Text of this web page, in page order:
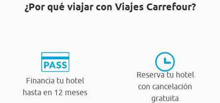
¿Por qué viajar con Viajes Carrefour?
Financia tu hotel
hasta en 12 meses
Reserva tu hotel
con cancelación
gratuita